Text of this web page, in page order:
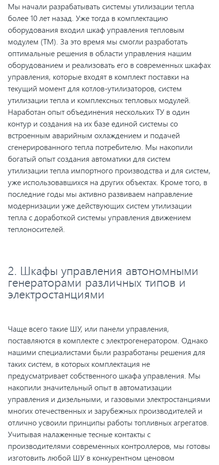
Мы начали разрабатывать системы утилизации тепла
более 10 лет назад. Уже тогда в комплектацию
оборудования входил шкаф управления тепловым
модулем (ТМ). За это время мы смогли разработать
оптимальные решения в области управления нашим
оборудованием и реализовать его в современных шкафах
управления, которые входят в комплект поставки на
текущий момент для котлов-утилизаторов, систем
утилизации тепла и комплексных тепловых модулей.
Наработан опыт объединения нескольких ТУ в один
контур и создания на их базе единой системы со
встроенным аварийным охлаждением и подачей
сгенерированного тепла потребителю. Мы накопили
богатый опыт создания автоматики для систем
утилизации тепла импортного производства и для систем,
уже использовавшихся на других объектах. Кроме того, в
последние годы мы активно развиваем направление
модернизации уже действующих систем утилизации
тепла с доработкой системы управления движением
теплоносителей.
2. Шкафы управления автономными
генераторами различных типов и
электростанциями
Чаще всего такие ШУ, или панели управления,
поставляются в комплекте с электрогенератором. Однако
нашими специалистами были разработаны решения для
таких систем, в которых комплектация не
предусматривает собственного шкафа управления. Мы
накопили значительный опыт в автоматизации
управления и дизельными, и газовыми электростанциями
многих отечественных и зарубежных производителей и
отлично усвоили принципы работы топливных агрегатов.
Учитывая налаженные тесные контакты с
производителями современных контроллеров, мы готовы
изготовить любой ШУ в конкурентном ценовом